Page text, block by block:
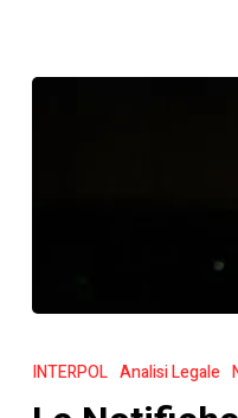
Notifiche
INTERPOL Analisi Legale